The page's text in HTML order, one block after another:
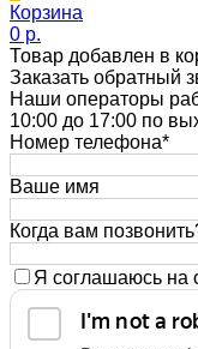
Корзина
0 p.
Товар добавлен в
Заказать обратный
Наши операторы
10:00 до 17:00 по
Номер телефона*
Ваше имя
Когда вам
Я соглашаюсь на